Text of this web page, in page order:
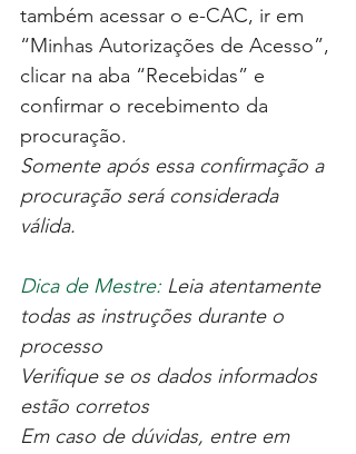
também acessar o e-CAC, ir em
“Minhas Autorizações de Acesso”,
clicar na aba “Recebidas” e
confirmar o recebimento da
procuração.
Somente após essa confirmação a
procuração será considerada
válida.
Dica de Mestre: Leia atentamente
todas as instruções durante o
processo
Verifique se os dados informados
estão corretos
Em caso de dúvidas, entre em